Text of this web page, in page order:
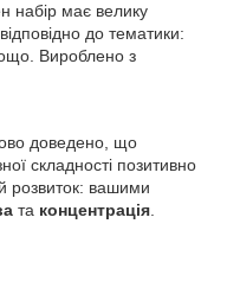
набір має велику
до тематики:
Вироблено з
доведено, що
складності позитивно
розвиток: вашими
та концентрація